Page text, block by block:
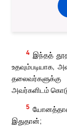
4 இந்தத்
உதவும்படியாக,
அவர்களிடம்
5
இதுதான்;